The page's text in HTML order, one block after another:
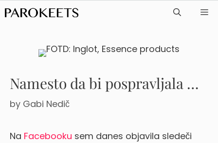
Skip
to
Namesto da bi pospravljala …
by Gabi Nedič
Na Facebooku sem danes objavila sledeči